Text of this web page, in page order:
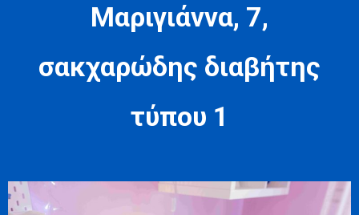
Μαριγιάννα, 7,
σακχαρώδης διαβήτης
τύπου 1